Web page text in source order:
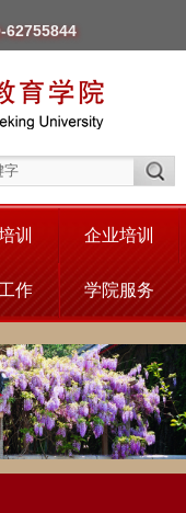
62755844
训 企业培训
作 学院服务